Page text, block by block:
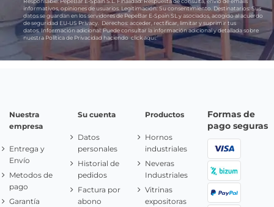
informativos, opiniones de usuarios. Legitimación: Su consentimiento. Destinatarios: Sus
datos se guardan en los servidores de PepeBar E-Spain SL y asociados, acogido al acuerdo
de seguridad EU-US Privacy.
Derechos: acceder, rectificar, limitar y suprimir tus
datos. Información adicional:Puede consultar la información adicional y detallada sobre
nuestra Política de Privacidad haciendoclick aquí.
Nuestra
empresa
Entrega y
Envío
Metodos de
pago
Garantía
Su cuenta
Datos
personales
Historial de
pedidos
Factura por
abono
Productos
Hornos
industriales
Neveras
Industriales
Vitrinas
expositoras
Formas de
pago seguras